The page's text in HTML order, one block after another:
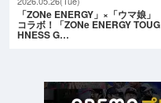
「ZONe ENERGY」×「ウマ娘」
コラボ！「ZONe ENERGY TOUG
HNESS G…